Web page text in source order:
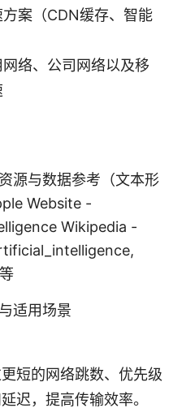
案（CDN缓存、智能
络、公司网络以及移
源与数据参考（文本形
Website -
Wikipedia -
适用场景
短的网络跳数、优先级
迟，提高传输效率。